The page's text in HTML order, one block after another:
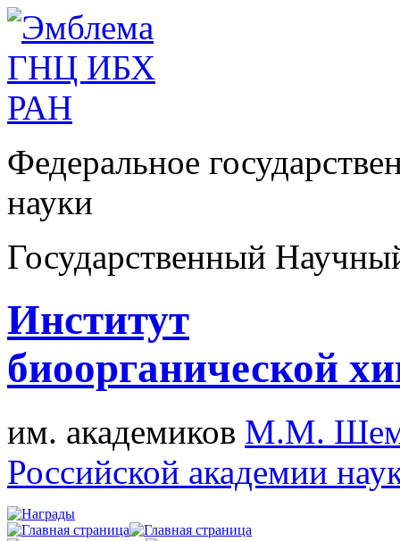
Федеральное
науки
Государственный
Институт
биоорганической
им. академиков М.М.
Российской академии